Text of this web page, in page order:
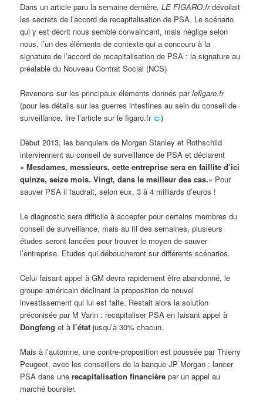
Dans un article paru la semaine dernière,LE FIGARO.frdévoilait
les secrets de l’accord de recapitalisation de PSA. Le scénario
qui y est décrit nous semble convaincant, mais néglige selon
nous, l’un des éléments de contexte qui a concouru à la
signature de l’accord de recapitalisation de PSA : la signature au
préalable du Nouveau Contrat Social (NCS)
Revenons sur les principaux éléments donnés parlefigaro.fr
(pour les détails sur les guerres intestines au sein du conseil de
surveillance, lire l’article sur le figaro.frici)
Début 2013, les banquiers de Morgan Stanley et Rothschild
interviennent au conseil de surveillance de PSA et déclarent
«Mesdames, messieurs, cette entreprise sera en faillite d’ici
quinze, seize mois. Vingt, dans le meilleur des cas.» Pour
sauver PSA il faudrait, selon eux, 3 à 4 milliards d’euros !
Le diagnostic sera difficile à accepter pour certains membres du
conseil de surveillance, mais au fil des semaines, plusieurs
études seront lancées pour trouver le moyen de sauver
l’entreprise. Etudes qui déboucheront sur différents scénarios.
Celui faisant appel à GM devra rapidement être abandonné, le
groupe américain déclinant la proposition de nouvel
investissement qui lui est faite. Restait alors la solution
préconisée par M Varin : recapitaliser PSA en faisant appel à
Dongfeng et àl’état jusqu’à 30% chacun.
Mais à l’automne, une contre-proposition est poussée par Thierry
Peugeot, avec les conseillers de la banque JP Morgan : lancer
PSA dans unerecapitalisation financière par un appel au
marché boursier.